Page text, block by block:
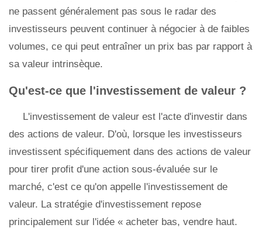
ne passent généralement pas sous le radar des
investisseurs peuvent continuer à négocier à de faibles
volumes, ce qui peut entraîner un prix bas par rapport à
sa valeur intrinsèque.
Qu'est-ce que l'investissement de valeur ?
L'investissement de valeur est l'acte d'investir dans
des actions de valeur. D'où, lorsque les investisseurs
investissent spécifiquement dans des actions de valeur
pour tirer profit d'une action sous-évaluée sur le
marché, c'est ce qu'on appelle l'investissement de
valeur. La stratégie d'investissement repose
principalement sur l'idée « acheter bas, vendre haut.